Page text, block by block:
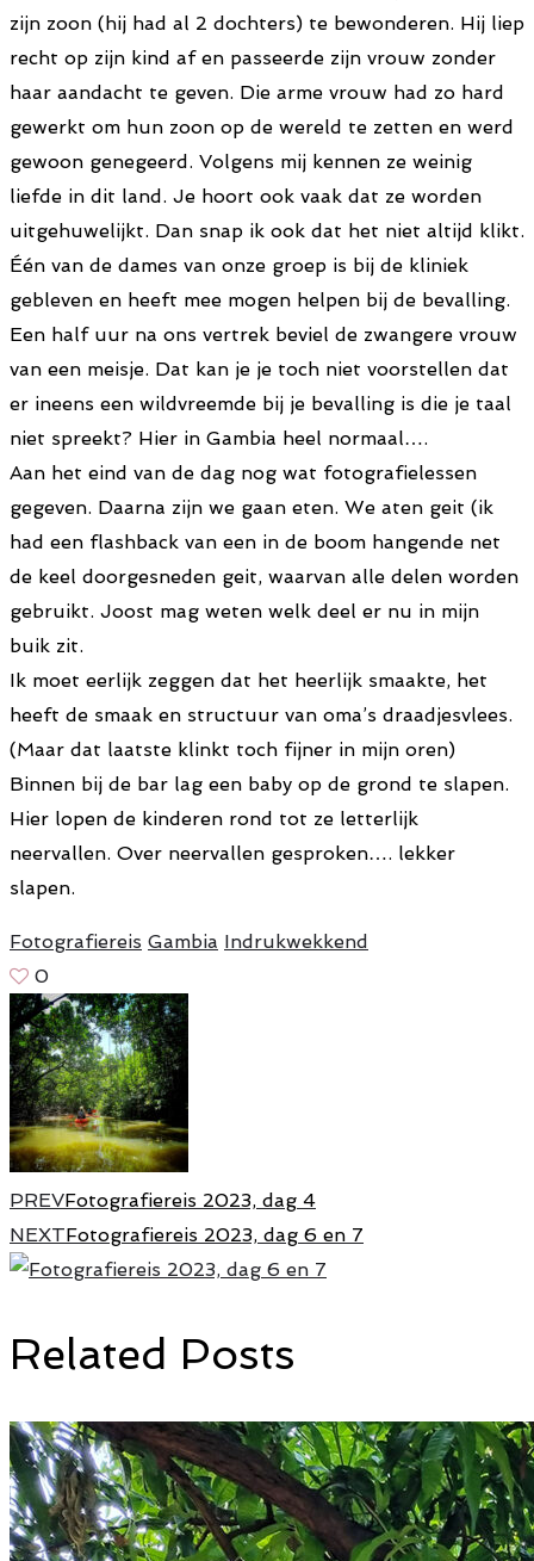
zijn zoon (hij had al 2 dochters) te bewonderen. Hij liep
recht op zijn kind af en passeerde zijn vrouw zonder
haar aandacht te geven. Die arme vrouw had zo hard
gewerkt om hun zoon op de wereld te zetten en werd
gewoon genegeerd. Volgens mij kennen ze weinig
liefde in dit land. Je hoort ook vaak dat ze worden
uitgehuwelijkt. Dan snap ik ook dat het niet altijd klikt.
Één van de dames van onze groep is bij de kliniek
gebleven en heeft mee mogen helpen bij de bevalling.
Een half uur na ons vertrek beviel de zwangere vrouw
van een meisje. Dat kan je je toch niet voorstellen dat
er ineens een wildvreemde bij je bevalling is die je taal
niet spreekt? Hier in Gambia heel normaal….
Aan het eind van de dag nog wat fotografielessen
gegeven. Daarna zijn we gaan eten. We aten geit (ik
had een flashback van een in de boom hangende net
de keel doorgesneden geit, waarvan alle delen worden
gebruikt. Joost mag weten welk deel er nu in mijn
buik zit.
Ik moet eerlijk zeggen dat het heerlijk smaakte, het
heeft de smaak en structuur van oma’s draadjesvlees.
(Maar dat laatste klinkt toch fijner in mijn oren)
Binnen bij de bar lag een baby op de grond te slapen.
Hier lopen de kinderen rond tot ze letterlijk
neervallen. Over neervallen gesproken…. lekker
slapen.
Fotografiereis Gambia Indrukwekkend
0
PREVFotografiereis 2023, dag 4
NEXTFotografiereis 2023, dag 6 en 7
Related Posts